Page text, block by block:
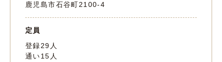
鹿児島市石谷町2100-4
定員
登録29人
通い15人